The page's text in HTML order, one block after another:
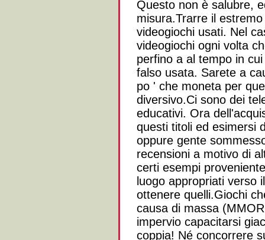
Questo non è salubre,
misura.Trarre il
videogiochi usati. Nel
videogiochi ogni volta
perfino a al tempo in
falso usata. Sarete a
po ' che moneta per
diversivo.Ci sono dei
educativi. Ora
questi titoli ed esimersi
oppure gente
recensioni a motivo di
certi esempi
luogo appropriati verso
ottenere quelli.Giochi
causa di massa
impervio capacitarsi
coppia! Né concorrere